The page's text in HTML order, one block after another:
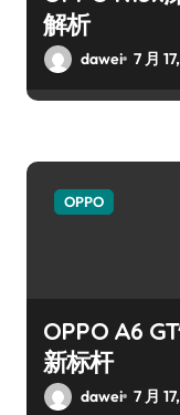
解析
dawei 7 月
OPPO
OPPO A6
新标杆
dawei 7 月